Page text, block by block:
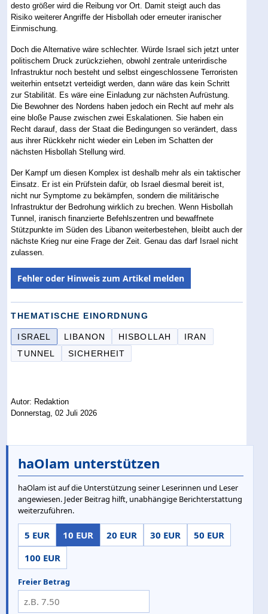
desto größer wird die Reibung vor Ort. Damit steigt auch das
Risiko weiterer Angriffe der Hisbollah oder erneuter iranischer
Einmischung.
Doch die Alternative wäre schlechter. Würde Israel sich jetzt unter
politischem Druck zurückziehen, obwohl zentrale unterirdische
Infrastruktur noch besteht und selbst eingeschlossene Terroristen
weiterhin entsetzt verteidigt werden, dann wäre das kein Schritt
zur Stabilität. Es wäre eine Einladung zur nächsten Aufrüstung.
Die Bewohner des Nordens haben jedoch ein Recht auf mehr als
eine bloße Pause zwischen zwei Eskalationen. Sie haben ein
Recht darauf, dass der Staat die Bedingungen so verändert, dass
aus ihrer Rückkehr nicht wieder ein Leben im Schatten der
nächsten Hisbollah Stellung wird.
Der Kampf um diesen Komplex ist deshalb mehr als ein taktischer
Einsatz. Er ist ein Prüfstein dafür, ob Israel diesmal bereit ist,
nicht nur Symptome zu bekämpfen, sondern die militärische
Infrastruktur der Bedrohung wirklich zu brechen. Wenn Hisbollah
Tunnel, iranisch finanzierte Befehlszentren und bewaffnete
Stützpunkte im Süden des Libanon weiterbestehen, bleibt auch der
nächste Krieg nur eine Frage der Zeit. Genau das darf Israel nicht
zulassen.
Fehler oder Hinweis zum Artikel melden
THEMATISCHE EINORDNUNG
ISRAEL LIBANON HISBOLLAH
IRAN
TUNNEL
SICHERHEIT
Autor: Redaktion
Donnerstag, 02 Juli 2026
haOlam unterstützen
haOlam ist auf die Unterstützung seiner Leserinnen und Leser
angewiesen. Jeder Beitrag hilft, unabhängige Berichterstattung
weiterzuführen.
5 EUR 10 EUR 20 EUR 30 EUR
50 EUR
100 EUR
Freier Betrag